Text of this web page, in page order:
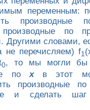
переменным:
производные
по
Другими словами,
перечисляем) f1
0, то мы могли бы
по xв этот
производные
и сделать шаг